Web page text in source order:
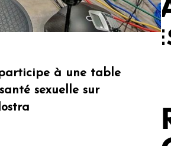
à une table
sexuelle sur